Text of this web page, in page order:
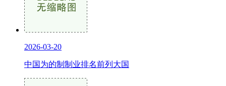
2026-03-20
中国为的制制业排名前列大国